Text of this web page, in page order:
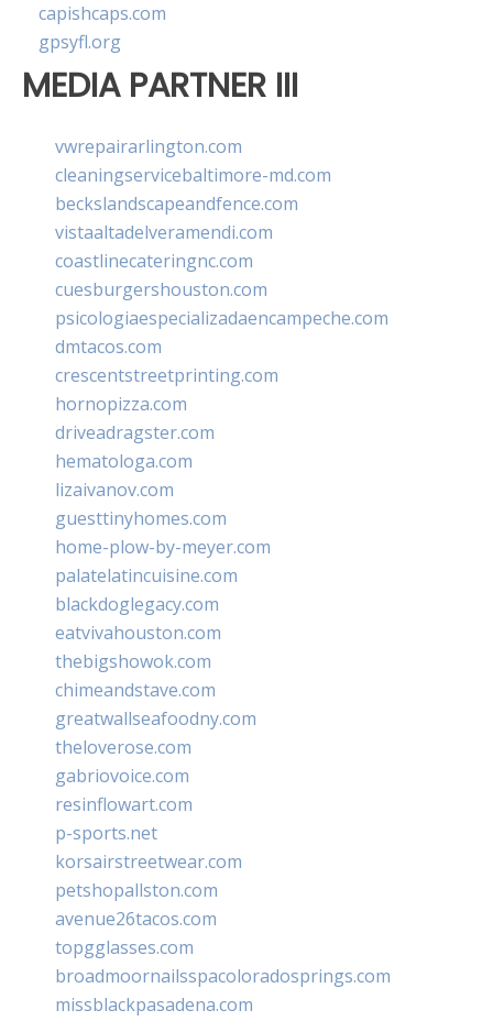
capishcaps.com
gpsyfl.org
MEDIA PARTNER III
vwrepairarlington.com
cleaningservicebaltimore-md.com
beckslandscapeandfence.com
vistaaltadelveramendi.com
coastlinecateringnc.com
cuesburgershouston.com
psicologiaespecializadaencampeche.com
dmtacos.com
crescentstreetprinting.com
hornopizza.com
driveadragster.com
hematologa.com
lizaivanov.com
guesttinyhomes.com
home-plow-by-meyer.com
palatelatincuisine.com
blackdoglegacy.com
eatvivahouston.com
thebigshowok.com
chimeandstave.com
greatwallseafoodny.com
theloverose.com
gabriovoice.com
resinflowart.com
p-sports.net
korsairstreetwear.com
petshopallston.com
avenue26tacos.com
topgglasses.com
broadmoornailsspacoloradosprings.com
missblackpasadena.com